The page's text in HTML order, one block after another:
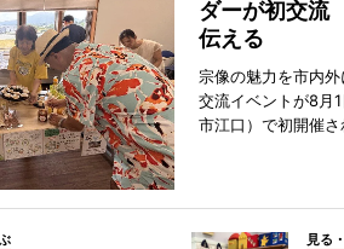
ダーが初交流
伝える
宗像の魅力を市内
交流イベントが8月
市江口）で初開催さ
見る